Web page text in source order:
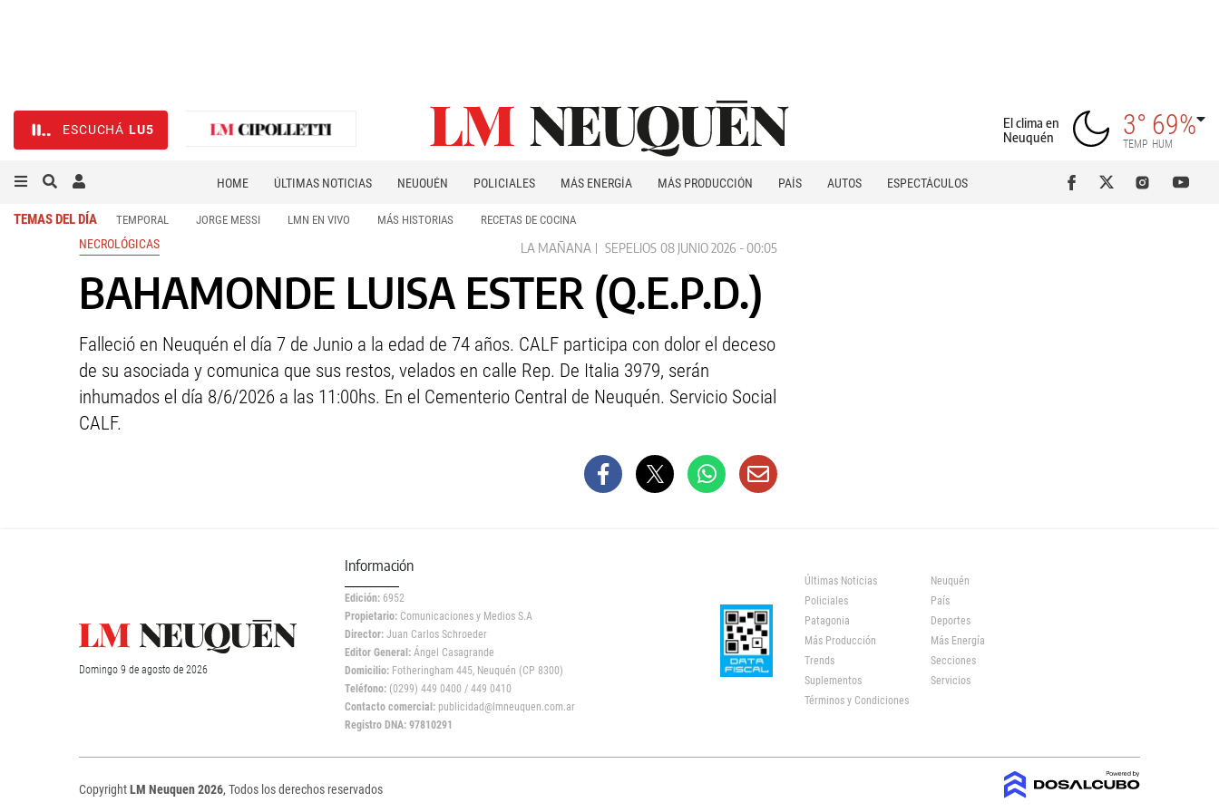
ESCUCHÁ LU5
El clima en
Neuquén
3°
TEMP
69%
HUM
HOME ÚLTIMAS NOTICIAS NEUQUÉN POLICIALES MÁS ENERGÍA MÁS PRODUCCIÓN PAÍS AUTOS
ESPECTÁCULOS
TEMAS DEL DÍA TEMPORAL JORGE MESSI LMN EN VIVO MÁS HISTORIAS RECETAS DE COCINA
NECROLÓGICAS LA MAÑANA SEPELIOS 08 JUNIO 2026 - 00:05
BAHAMONDE LUISA ESTER (Q.E.P.D.)
Falleció en Neuquén el día 7 de Junio a la edad de 74 años. CALF participa con dolor el deceso
de su asociada y comunica que sus restos, velados en calle Rep. De Italia 3979, serán
inhumados el día 8/6/2026 a las 11:00hs. En el Cementerio Central de Neuquén. Servicio Social
CALF.
Domingo 9 de agosto de 2026
Información
Edición:6952
Propietario:Comunicaciones y Medios S.A
Director: Juan Carlos Schroeder
Editor General:Ángel Casagrande
Domicilio:Fotheringham 445, Neuquén (CP 8300)
Teléfono:(0299) 449 0400 / 449 0410
Contacto comercial: publicidad@lmneuquen.com.ar
Registro DNA: 97810291
Últimas Noticias
Neuquén
Policiales
País
Patagonia
Deportes
Más Producción
Más Energía
Trends
Secciones
Suplementos
Servicios
Términos y Condiciones
CopyrightLM Neuquen 2026, Todos los derechos reservados